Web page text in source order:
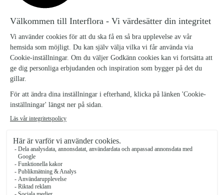
Bouquet of Mixed Cut Flowers
från561 kr från605 kr